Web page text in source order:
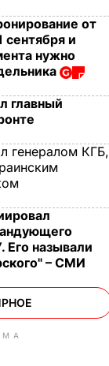
от
сентября и
нужно
главный
генералом КГБ,
называли
– СМИ